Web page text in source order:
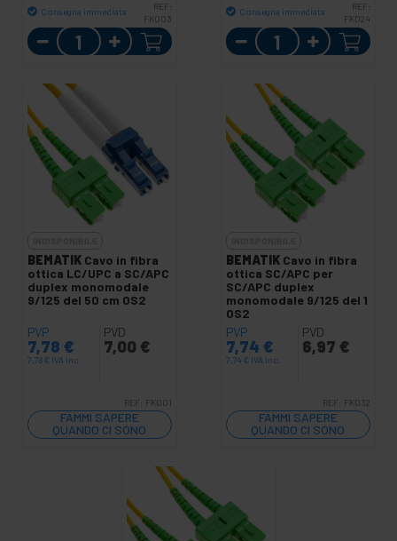
Consegna immediata
REF:
FK003
Quantità
Consegna immediata
REF:
FK024
Quantità
BEMATIK Cavo in fibra
ottica LC/UPC a SC/APC
duplex monomodale
9/125 del 50 cm OS2
PVP
7,78 €
7,78 € IVA inc.
PVD
7,00 €
REF: FK001
FAMMI SAPERE
QUANDO CI SONO
SCORTE
BEMATIK Cavo in fibra
ottica SC/APC per
SC/APC duplex
monomodale 9/125 del 1
OS2
PVP
7,74 €
7,74 € IVA inc.
PVD
6,97 €
REF: FK032
FAMMI SAPERE
QUANDO CI SONO
SCORTE